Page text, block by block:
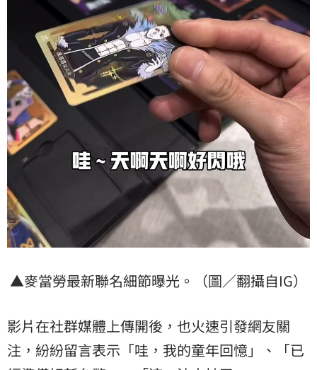
▲麥當勞最新聯名細節曝光。（圖／翻攝自IG）
影片在社群媒體上傳開後，也火速引發網友關
注，紛紛留言表示「哇，我的童年回憶」、「已